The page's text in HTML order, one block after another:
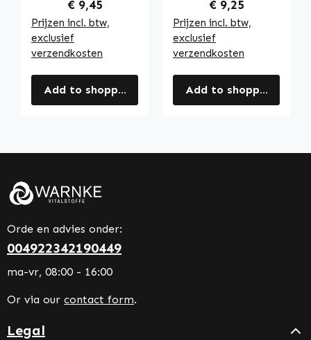
Regular price:
€ 9,45
Prijzen incl. btw,
exclusief
verzendkosten
Add to shopping cart
Regular price:
€ 9,25
Prijzen incl. btw,
exclusief
verzendkosten
Add to shopping cart
Orde en advies onder:
004922342190449
ma-vr, 08:00 - 16:00
Or via our contact form.
Legal